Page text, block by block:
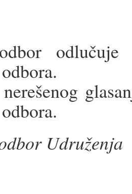
odlučuje
Udruženja